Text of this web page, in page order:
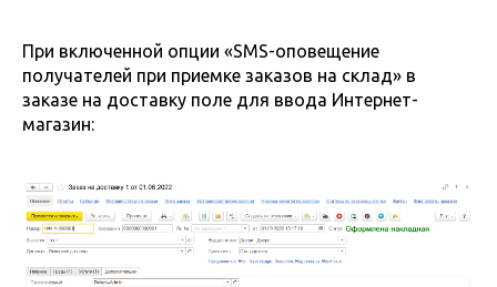
При включенной опции «SMS-оповещение
получателей при приемке заказов на склад» в
заказе на доставку поле для ввода Интернет-
магазин: